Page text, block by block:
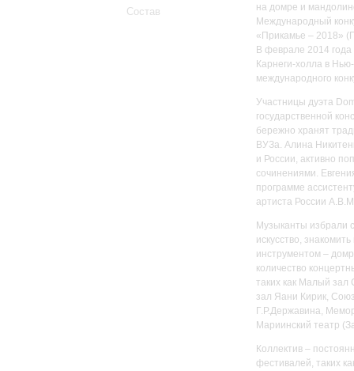
Состав
на домре и
Международный
«Прикамье – 2018»
В феврале 2014 года
Карнеги-холла в
международного
Участницы дуэта
государственной
бережно хранят
ВУЗа. Алина
и России, активно
сочинениями.
программе
артиста России
Музыканты избрали
искусство,
инструментом –
количество
таких как Малый зал
зал Яани Кирик,
Г.Р.Державина,
Мариинский театр
Коллектив –
фестивалей, таких